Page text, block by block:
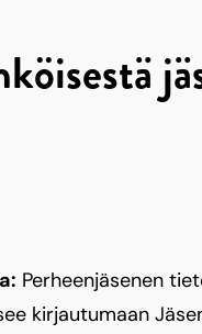
Perheenjäsenen
kirjautumaan